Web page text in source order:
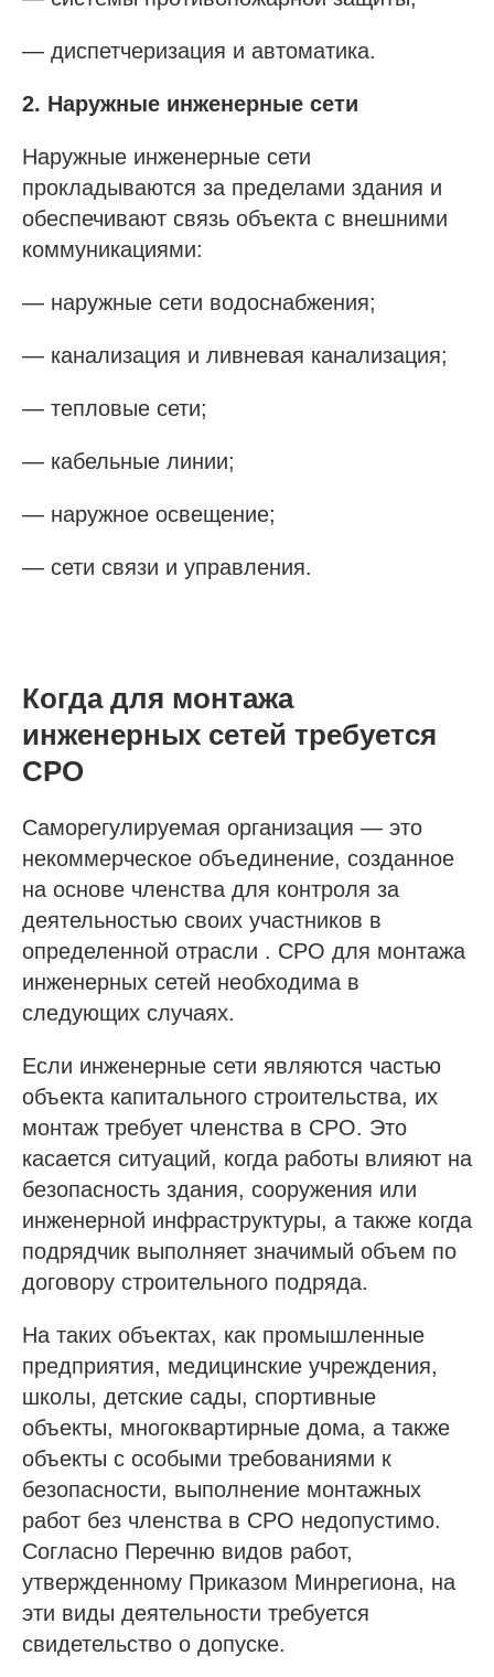
— диспетчеризация и автоматика.
2. Наружные инженерные сети
Наружные инженерные сети
прокладываются за пределами здания и
обеспечивают связь объекта с внешними
коммуникациями:
— наружные сети водоснабжения;
— канализация и ливневая канализация;
— тепловые сети;
— кабельные линии;
— наружное освещение;
— сети связи и управления.
Когда для монтажа
инженерных сетей требуется
СРО
Саморегулируемая организация — это
некоммерческое объединение, созданное
на основе членства для контроля за
деятельностью своих участников в
определенной отрасли . СРО для монтажа
инженерных сетей необходима в
следующих случаях.
Если инженерные сети являются частью
объекта капитального строительства, их
монтаж требует членства в СРО. Это
касается ситуаций, когда работы влияют на
безопасность здания, сооружения или
инженерной инфраструктуры, а также когда
подрядчик выполняет значимый объем по
договору строительного подряда.
На таких объектах, как промышленные
предприятия, медицинские учреждения,
школы, детские сады, спортивные
объекты, многоквартирные дома, а также
объекты с особыми требованиями к
безопасности, выполнение монтажных
работ без членства в СРО недопустимо.
Согласно Перечню видов работ,
утвержденному Приказом Минрегиона, на
эти виды деятельности требуется
свидетельство о допуске.